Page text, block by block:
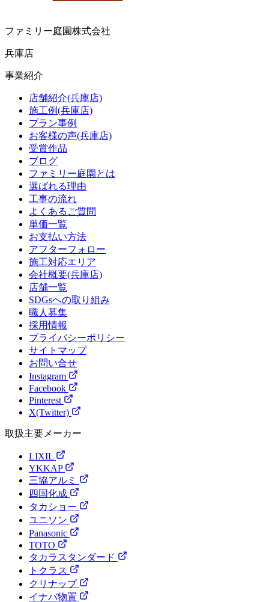
ファミリー庭園株式会社
兵庫店
事業紹介
店舗紹介(兵庫店)
施工例(兵庫店)
プラン事例
お客様の声(兵庫店)
受賞作品
ブログ
ファミリー庭園とは
選ばれる理由
工事の流れ
よくあるご質問
単価一覧
お支払い方法
アフターフォロー
施工対応エリア
会社概要(兵庫店)
店舗一覧
SDGsへの取り組み
職人募集
採用情報
プライバシーポリシー
サイトマップ
お問い合せ
Instagram
Facebook
Pinterest
X(Twitter)
取扱主要メーカー
LIXIL
YKKAP
三協アルミ
四国化成
タカショー
ユニソン
Panasonic
TOTO
タカラスタンダード
トクラス
クリナップ
イナバ物置